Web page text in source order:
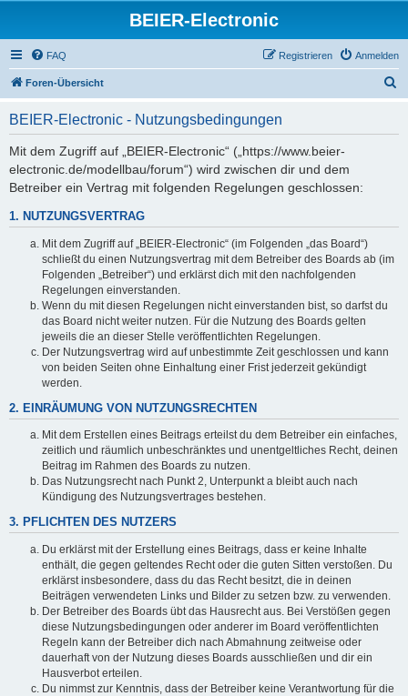
BEIER-Electronic
FAQ Anmelden
Registrieren
Foren-Übersicht
BEIER-Electronic - Nutzungsbedingungen
Mit dem Zugriff auf „BEIER-Electronic“ („https://www.beier-
electronic.de/modellbau/forum“) wird zwischen dir und dem
Betreiber ein Vertrag mit folgenden Regelungen geschlossen:
1. NUTZUNGSVERTRAG
Mit dem Zugriff auf „BEIER-Electronic“ (im Folgenden „das Board“)
schließt du einen Nutzungsvertrag mit dem Betreiber des Boards ab (im
Folgenden „Betreiber“) und erklärst dich mit den nachfolgenden
Regelungen einverstanden.
Wenn du mit diesen Regelungen nicht einverstanden bist, so darfst du
das Board nicht weiter nutzen. Für die Nutzung des Boards gelten
jeweils die an dieser Stelle veröffentlichten Regelungen.
Der Nutzungsvertrag wird auf unbestimmte Zeit geschlossen und kann
von beiden Seiten ohne Einhaltung einer Frist jederzeit gekündigt
werden.
2. EINRÄUMUNG VON NUTZUNGSRECHTEN
Mit dem Erstellen eines Beitrags erteilst du dem Betreiber ein einfaches,
zeitlich und räumlich unbeschränktes und unentgeltliches Recht, deinen
Beitrag im Rahmen des Boards zu nutzen.
Das Nutzungsrecht nach Punkt 2, Unterpunkt a bleibt auch nach
Kündigung des Nutzungsvertrages bestehen.
3. PFLICHTEN DES NUTZERS
Du erklärst mit der Erstellung eines Beitrags, dass er keine Inhalte
enthält, die gegen geltendes Recht oder die guten Sitten verstoßen. Du
erklärst insbesondere, dass du das Recht besitzt, die in deinen
Beiträgen verwendeten Links und Bilder zu setzen bzw. zu verwenden.
Der Betreiber des Boards übt das Hausrecht aus. Bei Verstößen gegen
diese Nutzungsbedingungen oder anderer im Board veröffentlichten
Regeln kann der Betreiber dich nach Abmahnung zeitweise oder
dauerhaft von der Nutzung dieses Boards ausschließen und dir ein
Hausverbot erteilen.
Du nimmst zur Kenntnis, dass der Betreiber keine Verantwortung für die